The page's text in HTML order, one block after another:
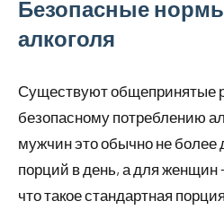
Безопасные
алкоголя
Существуют общепринятые
безопасному потреблению
мужчин это обычно не более
порций в день, а для женщин
что такое стандартная